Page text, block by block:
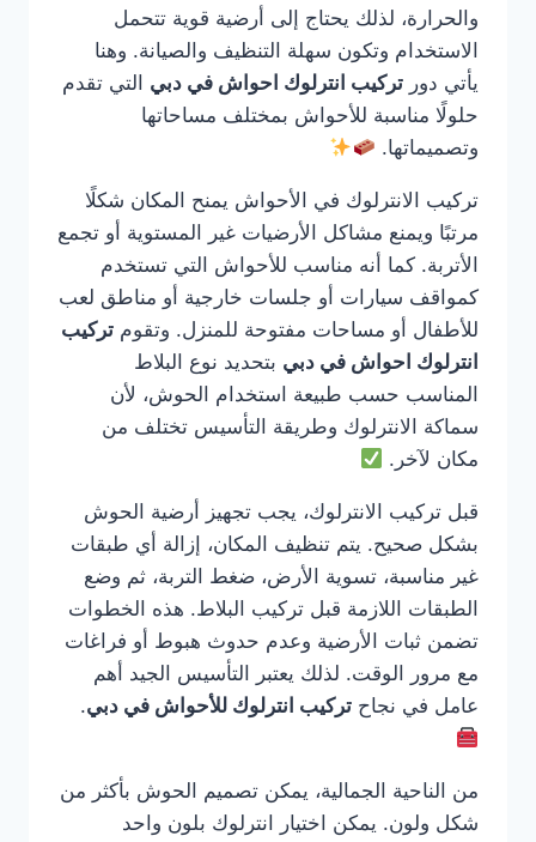
والحرارة، لذلك يحتاج إلى أرضية قوية تتحمل
الاستخدام وتكون سهلة التنظيف والصيانة. وهنا
يأتي دور تركيب انترلوك احواش في دبي التي تقدم
حلولًا مناسبة للأحواش بمختلف مساحاتها
وتصميماتها.
تركيب الانترلوك في الأحواش يمنح المكان شكلًا
مرتبًا ويمنع مشاكل الأرضيات غير المستوية أو تجمع
الأتربة. كما أنه مناسب للأحواش التي تستخدم
كمواقف سيارات أو جلسات خارجية أو مناطق لعب
للأطفال أو مساحات مفتوحة للمنزل. وتقوم تركيب
انترلوك احواش في دبي بتحديد نوع البلاط
المناسب حسب طبيعة استخدام الحوش، لأن
سماكة الانترلوك وطريقة التأسيس تختلف من
مكان لآخر.
قبل تركيب الانترلوك، يجب تجهيز أرضية الحوش
بشكل صحيح. يتم تنظيف المكان، إزالة أي طبقات
غير مناسبة، تسوية الأرض، ضغط التربة، ثم وضع
الطبقات اللازمة قبل تركيب البلاط. هذه الخطوات
تضمن ثبات الأرضية وعدم حدوث هبوط أو فراغات
مع مرور الوقت. لذلك يعتبر التأسيس الجيد أهم
عامل في نجاح تركيب انترلوك للأحواش في دبي.
من الناحية الجمالية، يمكن تصميم الحوش بأكثر من
شكل ولون. يمكن اختيار انترلوك بلون واحد